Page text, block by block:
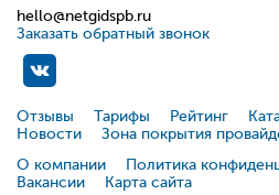
hello@netgidspb.ru
Заказать обратный звонок
Отзывы Тарифы Рейтинг
Новости
Зона покрытия
О компании
Политика
Вакансии
Карта сайта